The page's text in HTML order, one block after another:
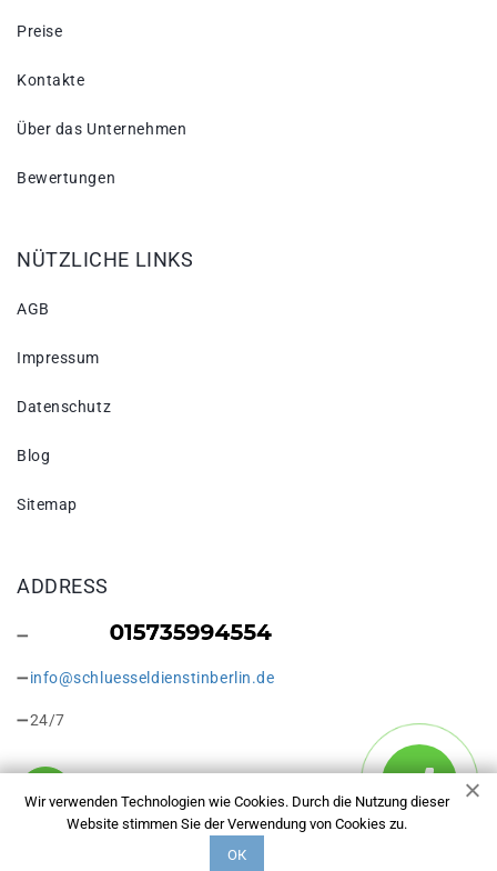
Wir verwenden Technologien wie Cookies. Durch die Nutzung dieser
Website stimmen Sie der Verwendung von Cookies zu.
ОК
Preise
Kontakte
Über das Unternehmen
Bewertungen
NÜTZLICHE LINKS
AGB
Impressum
Datenschutz
Blog
Sitemap
ADDRESS
info@schluesseldienstinberlin.de
24/7
Copyright © 2026 Schlüsseldienst in Berlin Blankenfelde. Alle